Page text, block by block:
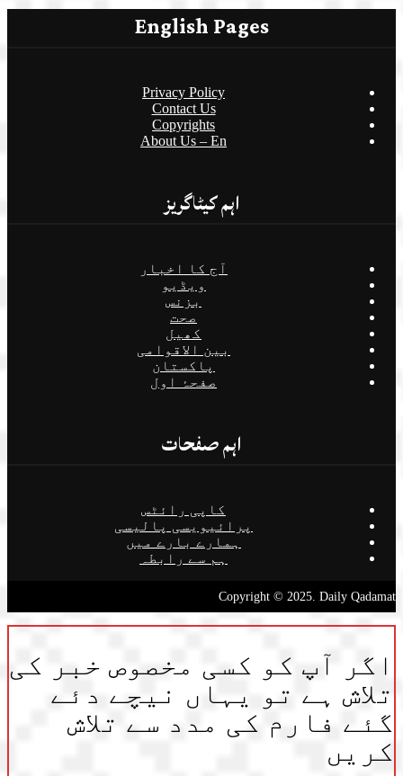
English Pages
Privacy Policy
Contact Us
Copyrights
About Us – En
اہم کیٹاگریز
آج کا اخبار
ویڈیو
بزنس
صحت
کھیل
بین الاقوامی
پاکستان
صفحۂ اول
اہم صفحات
کاپی رائٹس
پرائیویسی پالیسی
ہمارے بارے میں
ہم سے رابطہ
Copyright © 2025. Daily Qadamat
اگر آپ کو کسی مخصوص خبر کی
تلاش ہے تو یہاں نیچے دئے
گئے فارم کی مدد سے تلاش
کریں